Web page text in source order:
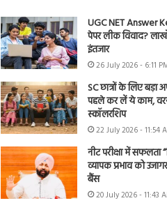
UGC NET Answer
पेपर लीक विवाद?
इंतजार
26 July 2026 - 6:11
SC छात्रों के लिए
पहले कर लें ये काम,
स्कॉलरशिप
22 July 2026 - 11:54
नीट परीक्षा में सफलता
व्यापक प्रभाव को
बैंस
20 July 2026 - 11:43